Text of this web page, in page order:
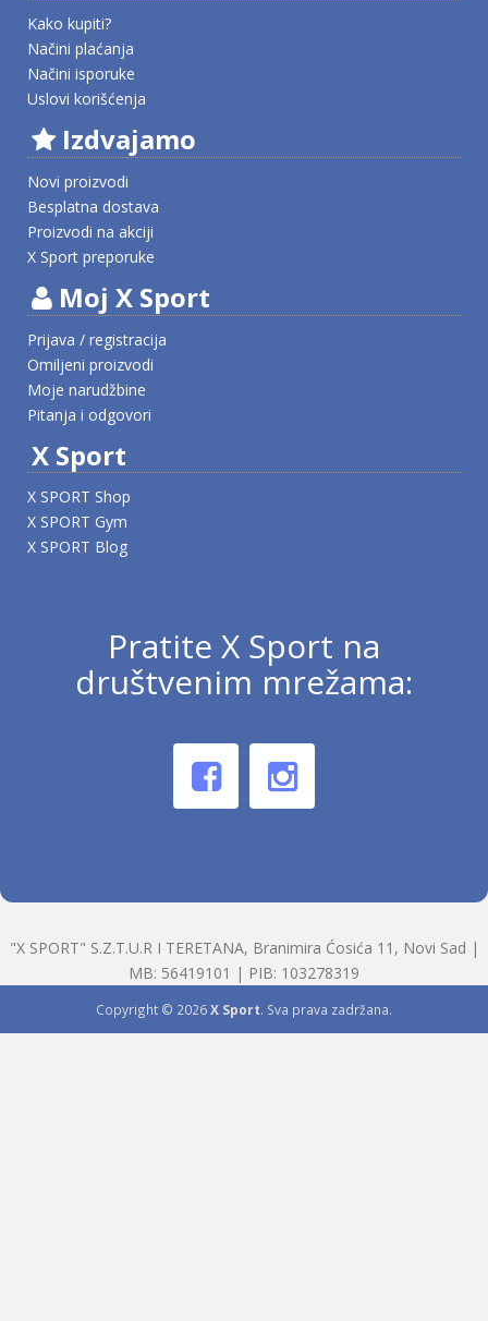
Kako kupiti?
Načini plaćanja
Načini isporuke
Uslovi korišćenja
Izdvajamo
Novi proizvodi
Besplatna dostava
Proizvodi na akciji
X Sport preporuke
Moj X Sport
Prijava / registracija
Omiljeni proizvodi
Moje narudžbine
Pitanja i odgovori
X Sport
X SPORT Shop
X SPORT Gym
X SPORT Blog
Pratite X Sport na
društvenim mrežama:
"X SPORT" S.Z.T.U.R I TERETANA, Branimira Ćosića 11, Novi Sad |
MB: 56419101 | PIB: 103278319
Copyright © 2026X Sport. Sva prava zadržana.